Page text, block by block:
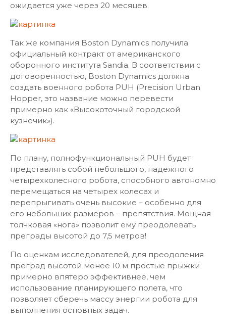
ожидается уже через 20 месяцев.
Так же компания Boston Dynamics получила
официальный контракт от американского
оборонного института Sandia. В соответствии с
договоренностью, Boston Dynamics должна
создать военного робота PUH (Precision Urban
Hopper, это название можно перевести
примерно как «Высокоточный городской
кузнечик»).
По плану, полнофункциональный PUH будет
представлять собой небольшого, надежного
четырехколесного робота, способного автономно
перемещаться на четырех колесах и
перепрыгивать очень высокие – особенно для
его небольших размеров – препятствия. Мощная
толчковая «нога» позволит ему преодолевать
преграды высотой до 7,5 метров!
По оценкам исследователей, для преодоления
преград высотой менее 10 м простые прыжки
примерно впятеро эффективнее, чем
использование планирующего полета, что
позволяет сберечь массу энергии робота для
выполнения основных задач.